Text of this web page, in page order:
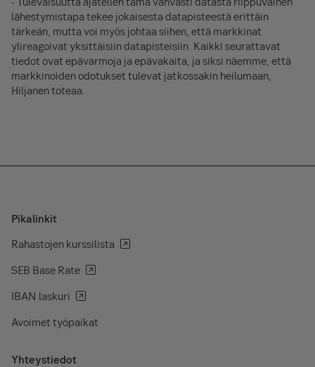
lähestymistapa tekee jokaisesta datapisteestä erittäin
tärkeän, mutta voi myös johtaa siihen, että markkinat
ylireagoivat yksittäisiin datapisteisiin. Kaikki seurattavat
tiedot ovat epävarmoja ja epävakaita, ja siksi näemme, että
markkinoiden odotukset tulevat jatkossakin heilumaan,
Hiljanen toteaa.
Pikalinkit
Rahastojen kurssilista
SEB Base Rate
IBAN laskuri
Avoimet työpaikat
Yhteystiedot